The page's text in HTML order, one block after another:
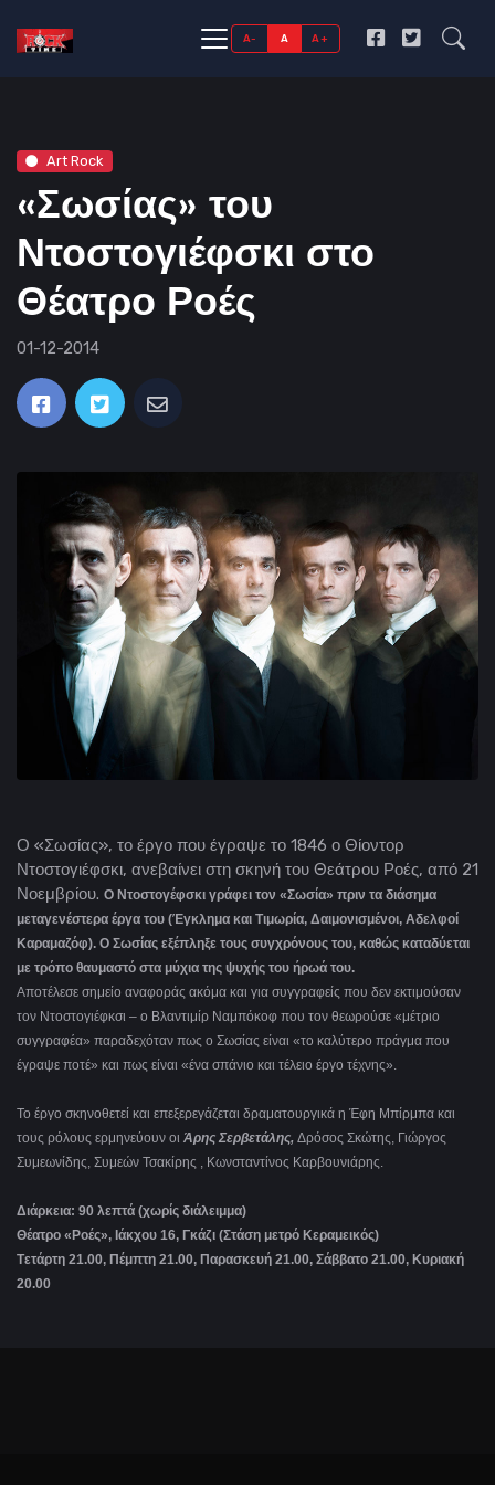
A- A A+
Art Rock
«Σωσίας» του
Ντοστογιέφσκι στο
Θέατρο Ροές
01-12-2014
Ο «Σωσίας», το έργο που έγραψε το 1846 ο Θίοντορ
Ντοστογιέφσκι, ανεβαίνει στη σκηνή του Θεάτρου Ροές, από 21
Νοεμβρίου. Ο Ντοστογέφσκι γράφει τον «Σωσία» πριν τα διάσημα
μεταγενέστερα έργα του (Έγκλημα και Τιμωρία, Δαιμονισμένοι, Αδελφοί
Καραμαζόφ). Ο Σωσίας εξέπληξε τους συγχρόνους του, καθώς καταδύεται
με τρόπο θαυμαστό στα μύχια της ψυχής του ήρωά του.
Αποτέλεσε σημείο αναφοράς ακόμα και για συγγραφείς που δεν εκτιμούσαν
τον Ντοστογιέφκσι – ο Βλαντιμίρ Ναμπόκοφ που τον θεωρούσε «μέτριο
συγγραφέα» παραδεχόταν πως ο Σωσίας είναι «το καλύτερο πράγμα που
έγραψε ποτέ» και πως είναι «ένα σπάνιο και τέλειο έργο τέχνης».
Το έργο σκηνοθετεί και επεξερεγάζεται δραματουργικά η Έφη Μπίρμπα και
τους ρόλους ερμηνεύουν οι Άρης Σερβετάλης, Δρόσος Σκώτης, Γιώργος
Συμεωνίδης, Συμεών Τσακίρης , Κωνσταντίνος Καρβουνιάρης.
Διάρκεια: 90 λεπτά (χωρίς διάλειμμα)
Θέατρο «Ροές», Ιάκχου 16, Γκάζι (Στάση μετρό Κεραμεικός)
Tετάρτη 21.00, Πέμπτη 21.00, Παρασκευή 21.00, Σάββατο 21.00, Κυριακή
20.00